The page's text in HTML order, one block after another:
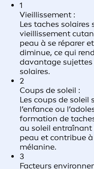
1
Vieillissement :
Les taches
vieillissement
peau à se réparer
diminue, ce qui
davantage
solaires.
2
Coups de soleil :
Les coups de soleil
l’enfance ou
formation de
au soleil
peau et contribue
mélanine.
3
Facteurs